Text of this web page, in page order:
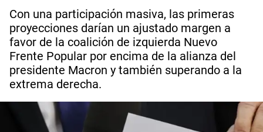
Con una participación masiva, las primeras
proyecciones darían un ajustado margen a
favor de la coalición de izquierda Nuevo
Frente Popular por encima de la alianza del
presidente Macron y también superando a la
extrema derecha.